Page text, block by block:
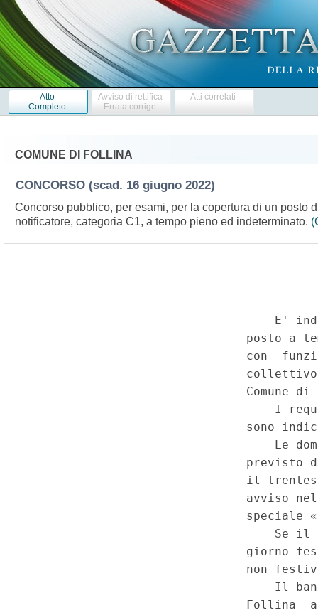
Atto
Completo
Avviso di rettifica
Errata corrige
Atti correlati
COMUNE DI FOLLINA
CONCORSO (scad. 16 giugno 2022)
Concorso pubblico, per esami, per la copertura di un posto
notificatore, categoria C1, a tempo pieno ed indeterminato.